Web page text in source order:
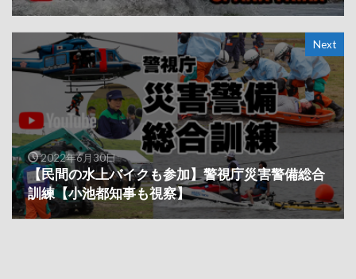
Next
2022年6月30日
【民間の水上バイクも参加】警視庁災害警備総合
訓練【小池都知事も視察】